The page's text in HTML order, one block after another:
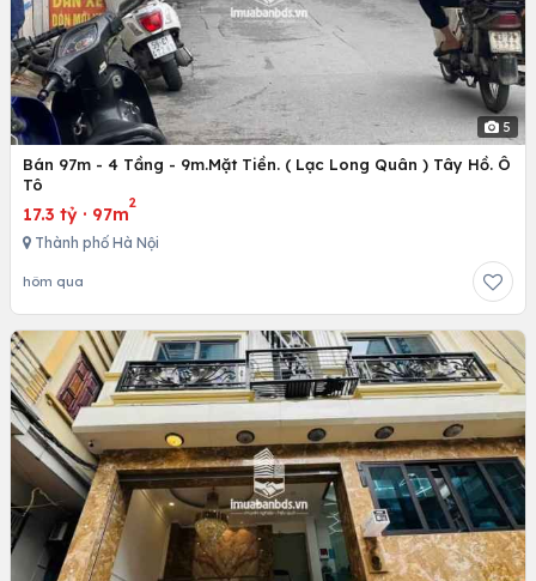
5
Bán 97m - 4 Tầng - 9m.Mặt Tiền. ( Lạc Long Quân ) Tây Hồ. Ô
Tô
17.3 tỷ · 97m
2
Thành phố Hà Nội
hôm qua